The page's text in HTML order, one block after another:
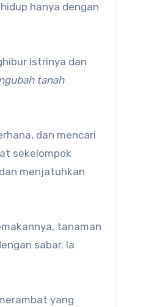
hanya dengan
istrinya dan
tanah
dan mencari
sekelompok
menjatuhkan
tanaman
sabar. Ia
yang